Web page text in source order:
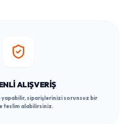
ALIŞVERIŞ
siparişlerinizi sorunsuz bir
teslim alabilirsiniz.